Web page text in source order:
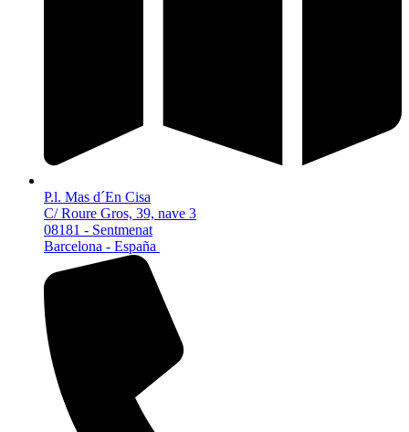
P.l. Mas d´En Cisa
C/ Roure Gros, 39, nave 3
08181 - Sentmenat
Barcelona - España